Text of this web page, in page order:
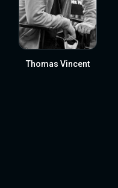
Thomas Vincent